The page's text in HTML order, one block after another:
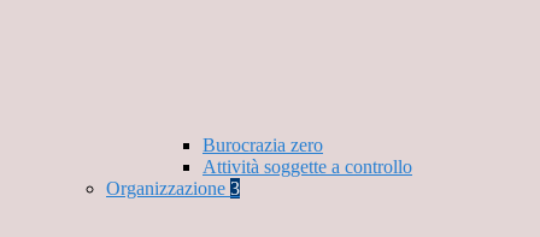
Burocrazia zero
Attività soggette a controllo
Organizzazione 3